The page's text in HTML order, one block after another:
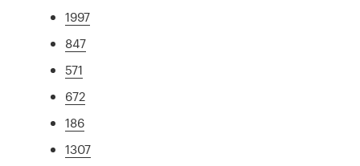
1997
847
571
672
186
1307